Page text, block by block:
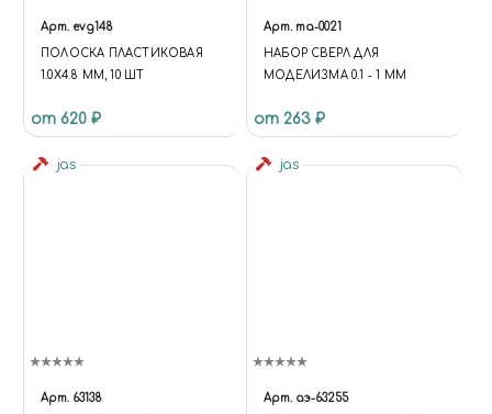
Арт. evg148
ПОЛОСКА ПЛАСТИКОВАЯ
1.0Х4.8 ММ, 10 ШТ
от 620 ₽
Арт. ma-0021
НАБОР СВЕРЛ ДЛЯ
МОДЕЛИЗМА 0.1 - 1 ММ
от 263 ₽
jas
Арт. 63138
jas
Арт. аэ-63255